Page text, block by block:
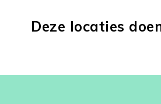
Deze locaties